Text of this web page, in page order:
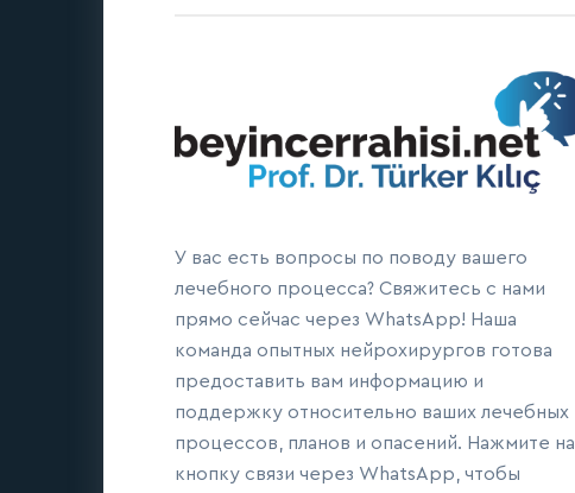
У вас есть вопросы по поводу вашего
лечебного процесса? Свяжитесь с нами
прямо сейчас через WhatsApp! Наша
команда опытных нейрохирургов готова
предоставить вам информацию и
поддержку относительно ваших лечебных
процессов, планов и опасений. Нажмите на
кнопку связи через WhatsApp, чтобы